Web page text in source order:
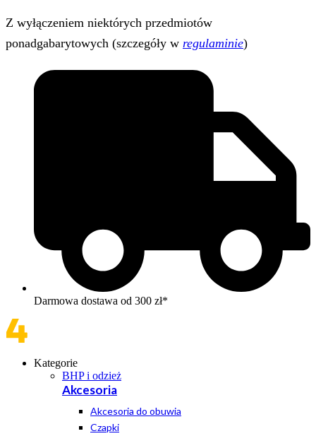
Z wyłączeniem niektórych przedmiotów
ponadgabarytowych (szczegóły w regulaminie)
Darmowa dostawa od 300 zł*
Kategorie
BHP i odzież
Akcesoria
Akcesoria do obuwia
Czapki